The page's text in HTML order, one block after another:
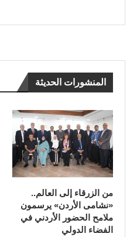
المنشورات الحديثة
من الزرقاء إلى العالم..
«نشامى الأردن» يرسمون
ملامح الحضور الأردني في
الفضاء الدولي